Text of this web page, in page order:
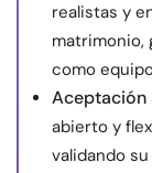
realistas y
matrimonio,
como
Aceptación
abierto y
validando